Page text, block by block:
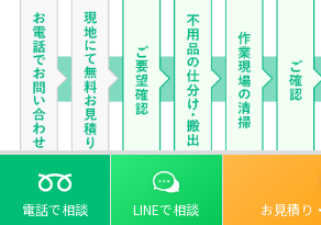
電話で相談 LINEで相談 お見積り